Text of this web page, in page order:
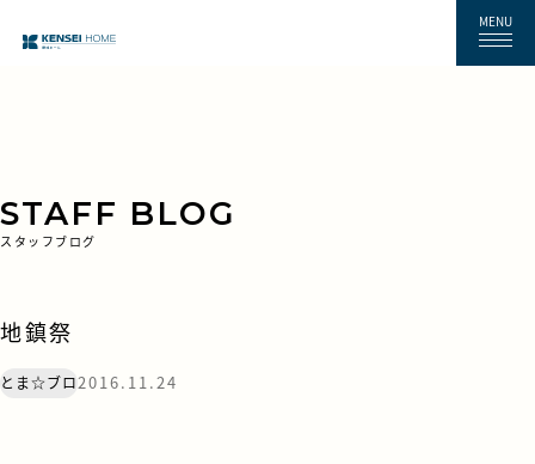
MENU
STAFF BLOG
スタッフブログ
地鎮祭
とま☆ブロ2016.11.24